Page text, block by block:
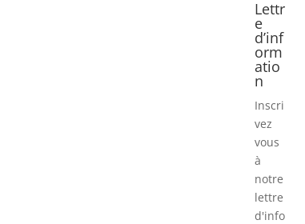
Lettr
e
d’inf
orm
atio
n
Inscri
vez
vous
à
notre
lettre
d'info